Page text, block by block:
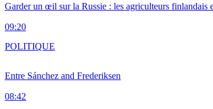
Garder un œil sur la Russie : les agriculteurs finlandais
09:20
Entre Sánchez and Frederiksen
08:42
POLITIQUE